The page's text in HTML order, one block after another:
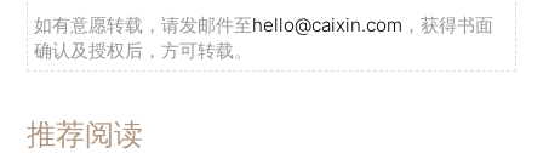
如有意愿转载，请发邮件至hello@caixin.com ，获得书面
确认及授权后，方可转载。
推荐阅读